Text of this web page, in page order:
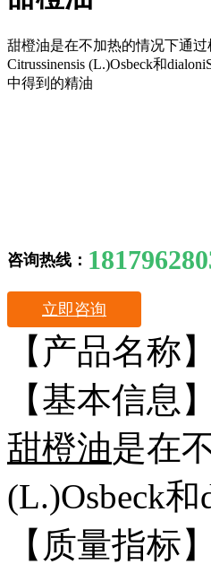
甜橙油是在不加热的情况下通过
Citrussinensis (L.)Osbeck和
中得到的精油
咨询热线：
立即咨询
【产品名称】
【基本信息】
甜橙油是在
(L.)Osbeck
【质量指标】